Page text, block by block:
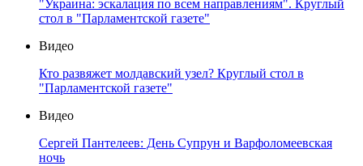
"Украина: эскалация по всем направлениям". Круглый
стол в "Парламентской газете"
Видео
Кто развяжет молдавский узел? Круглый стол в
"Парламентской газете"
Видео
Сергей Пантелеев: День Супрун и Варфоломеевская
ночь